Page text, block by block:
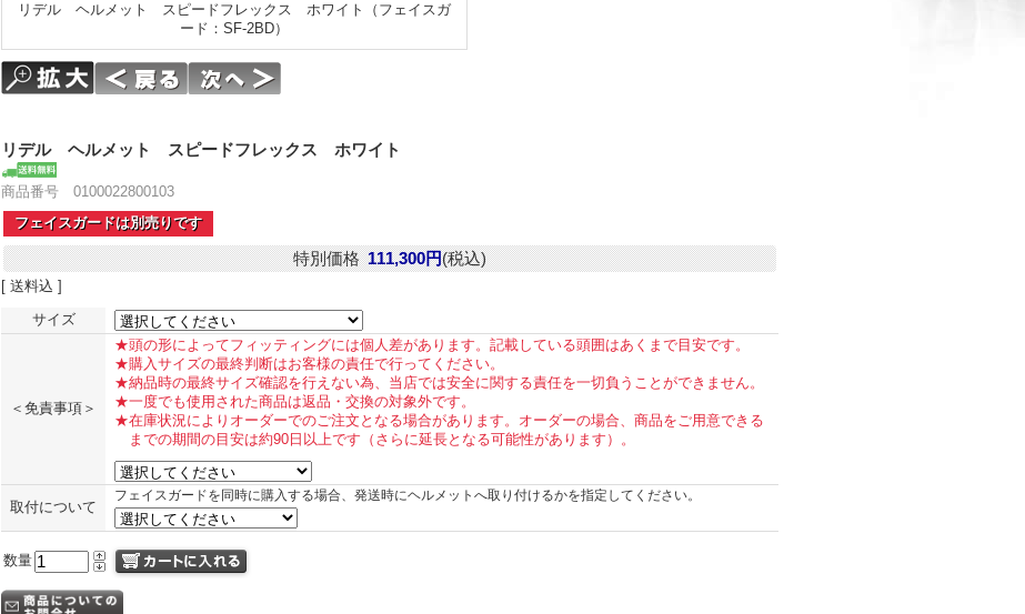
リデル ヘルメット スピードフレックス ホワイト（フェイスガ
ード：SF-2BD）
リデル ヘルメット スピードフレックス ホワイト
商品番号 0100022800103
フェイスガードは別売りです
特別価格 111,300円(税込)
[ 送料込 ]
サイズ
＜免責事項＞
★頭の形によってフィッティングには個人差があります。記載している頭囲はあくまで目安です。
★購入サイズの最終判断はお客様の責任で行ってください。
★納品時の最終サイズ確認を行えない為、当店では安全に関する責任を一切負うことができません。
★一度でも使用された商品は返品・交換の対象外です。
★在庫状況によりオーダーでのご注文となる場合があります。オーダーの場合、商品をご用意できる
までの期間の目安は約90日以上です（さらに延長となる可能性があります）。
取付について
フェイスガードを同時に購入する場合、発送時にヘルメットへ取り付けるかを指定してください。
数量